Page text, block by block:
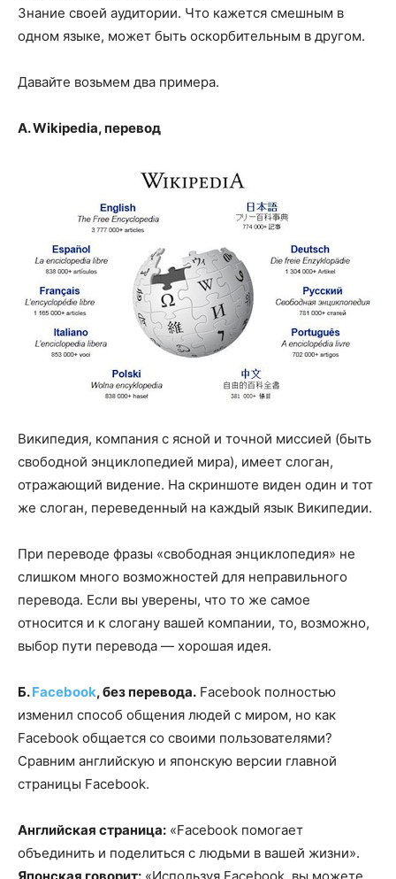
Знание своей аудитории. Что кажется смешным в
одном языке, может быть оскорбительным в другом.
Давайте возьмем два примера.
А. Wikipedia, перевод
Википедия, компания с ясной и точной миссией (быть
свободной энциклопедией мира), имеет слоган,
отражающий видение. На скриншоте виден один и тот
же слоган, переведенный на каждый язык Википедии.
При переводе фразы «свободная энциклопедия» не
слишком много возможностей для неправильного
перевода. Если вы уверены, что то же самое
относится и к слогану вашей компании, то, возможно,
выбор пути перевода — хорошая идея.
Б.Facebook, без перевода. Facebook полностью
изменил способ общения людей с миром, но как
Facebook общается со своими пользователями?
Сравним английскую и японскую версии главной
страницы Facebook.
Английская страница: «Facebook помогает
объединить и поделиться с людьми в вашей жизни».